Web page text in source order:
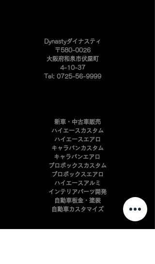
​Dynastyダイナスティ
〒580-0026
大阪府和泉市伏屋町
4-10-37
Tel: 0725-56-9999
新車・中古車販売
ハイエースカスタム
ハイエースエアロ
キャラバンカスタム
キャラバンエアロ
プロボックスカスタム
​プロボックスエアロ
ハイエースアルミ
インテリアパーツ開発
自動車板金・塗装
​自動車カスタマイズ